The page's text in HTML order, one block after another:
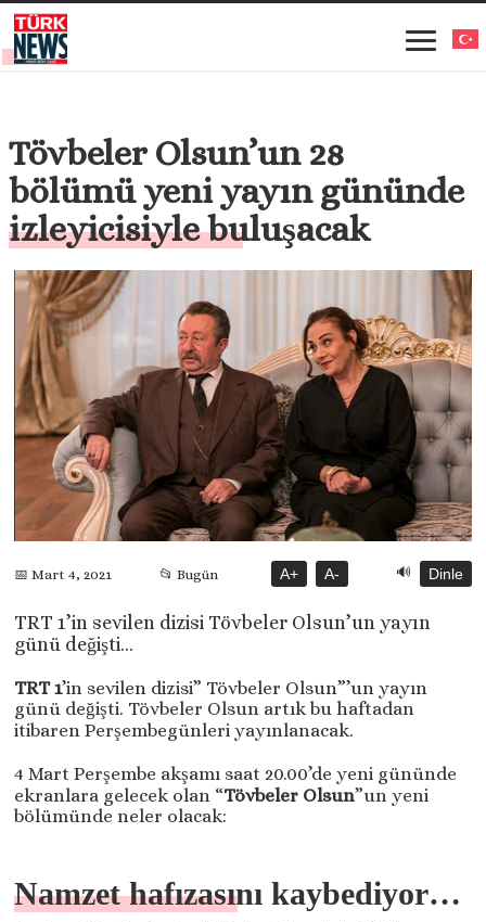
Tövbeler Olsun’un 28
bölümü yeni yayın gününde
izleyicisiyle buluşacak
📅 Mart 4, 2021 📂 Bugün A+ A- 🔊 Dinle
TRT 1’in sevilen dizisi Tövbeler Olsun’un yayın
günü değişti…
TRT 1’in sevilen dizisi” Tövbeler Olsun”’un yayın
günü değişti. Tövbeler Olsun artık bu haftadan
itibaren Perşembegünleri yayınlanacak.
4 Mart Perşembe akşamı saat 20.00’de yeni gününde
ekranlara gelecek olan “Tövbeler Olsun”un yeni
bölümünde neler olacak:
Namzet hafızasını kaybediyor…